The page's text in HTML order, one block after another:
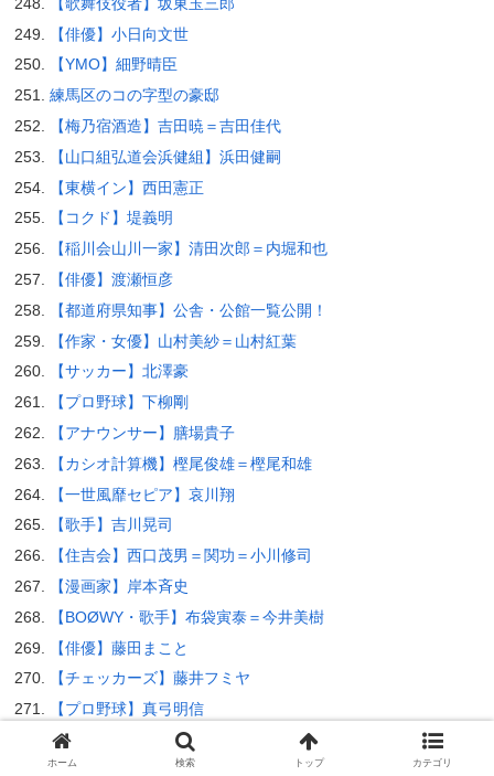
【俳優】小日向文世
【YMO】細野晴臣
練馬区のコの字型の豪邸
【梅乃宿酒造】吉田暁＝吉田佳代
【山口組弘道会浜健組】浜田健嗣
【東横イン】西田憲正
【コクド】堤義明
【稲川会山川一家】清田次郎＝内堀和也
【俳優】渡瀬恒彦
【都道府県知事】公舎・公館一覧公開！
【作家・女優】山村美紗＝山村紅葉
【サッカー】北澤豪
【プロ野球】下柳剛
【アナウンサー】膳場貴子
【カシオ計算機】樫尾俊雄＝樫尾和雄
【一世風靡セピア】哀川翔
【歌手】吉川晃司
【住吉会】西口茂男＝関功＝小川修司
【漫画家】岸本斉史
【BOØWY・歌手】布袋寅泰＝今井美樹
【俳優】藤田まこと
【チェッカーズ】藤井フミヤ
【プロ野球】真弓明信
【コーエーテクモHD】襟川陽一＝襟川恵子
日本の長者番付1位～50位の自宅（2023年最新版）
ホーム 検索 トップ カテゴリ